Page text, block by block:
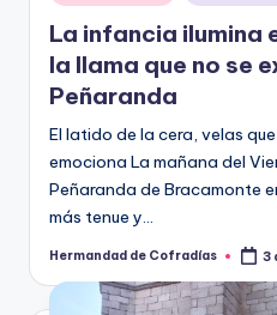
en
La infancia ilumina
la llama que no se
Peñaranda
El latido de la cera, velas
emociona La mañana del
Peñaranda de Bracamonte
más tenue y…
Publicado
Hermandad de Cofradías 3